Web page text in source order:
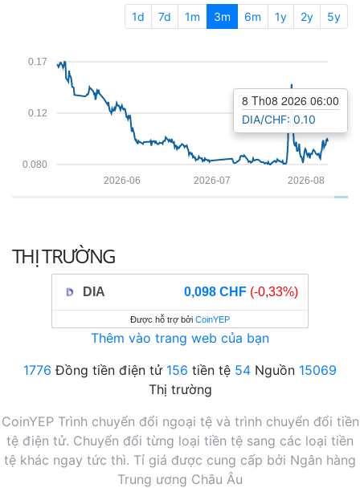
1d 7d 1m 3m 6m 1y 2y 5y
0.080
0.12
0.17
2026-08
2026-07
2026-06
8 Th08 2026 06:00
DIA/CHF: 0.10
THỊ TRƯỜNG
DIA 0,098 CHF (-0,33%)
Được hỗ trợ bởi CoinYEP
Thêm vào trang web của bạn
1776 Đồng tiền điện tử 156 tiền tệ 54 Nguồn 15069
Thị trường
CoinYEP Trình chuyển đổi ngoại tệ và trình chuyển đổi tiền
tệ điện tử. Chuyển đổi từng loại tiền tệ sang các loại tiền
tệ khác ngay tức thì. Tỉ giá được cung cấp bởi Ngân hàng
Trung ương Châu Âu